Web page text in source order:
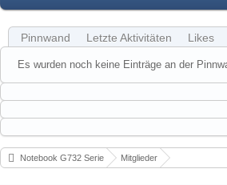
Pinnwand Letzte Aktivitäten Likes
Es wurden noch keine Einträge an der
Notebook G732 Serie Mitglieder